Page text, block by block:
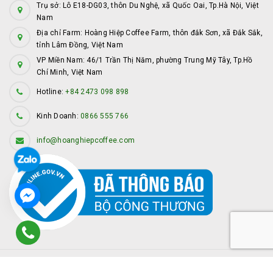
Trụ sở: Lô E18-DG03, thôn Du Nghệ, xã Quốc Oai, Tp.Hà Nội, Việt
Nam
Địa chỉ Farm: Hoàng Hiệp Coffee Farm, thôn đắk Sơn, xã Đắk Sắk,
tỉnh Lâm Đồng, Việt Nam
VP Miền Nam: 46/1 Trần Thị Năm, phường Trung Mỹ Tây, Tp.Hồ
Chí Minh, Việt Nam
Hotline:+84 2473 098 898
Kinh Doanh: 0866 555 766
info@hoanghiepcoffee.com